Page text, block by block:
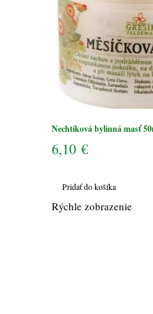
Nechtíková bylinná masť
6,10 €
Pridať do košíka
Rýchle zobrazenie